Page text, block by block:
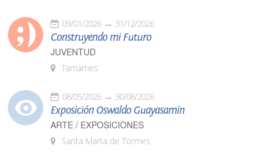
09/01/2026 31/12/2026
Construyendo mi Futuro
JUVENTUD
Tamames
08/05/2026 30/08/2026
Exposición Oswaldo Guayasamín
ARTE / EXPOSICIONES
Santa Marta de Tormes